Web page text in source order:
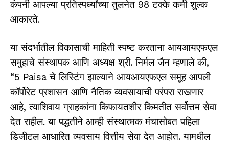
कंपनी आपल्या प्रतिस्पर्ध्यांच्या तुलनेत 98 टक्के कमी शुल्क
आकारते.
या संदर्भातील विकासाची माहिती स्पष्ट करताना आयआयएफएल
समुहाचे संस्थापक आणि अध्यक्ष श्री. निर्मल जैन म्हणाले की,
“5 Paisaचे लिस्टिंग झाल्याने आयआयएफएल समूह आपली
कॉर्पोरेट प्रशासन आणि नैतिक व्यवसायाची परंपरा राखणार
आहे, त्याशिवाय ग्राहकांना किफायतशीर किमतीत सर्वोत्तम सेवा
देत राहील. या पद्धतीने आम्ही संस्थात्मक मंचासोबत पहिला
डिजीटल आधारित व्यवसाय वित्तीय सेवा देत आहोत. यामधील